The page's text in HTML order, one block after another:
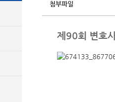
첨부파일
제90회 변호